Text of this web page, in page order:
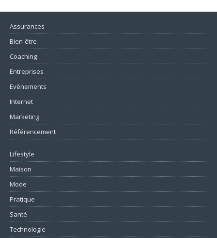
Assurances
Bien-être
Coaching
Entreprises
Evènements
Internet
Marketing
Référencement
Lifestyle
Maison
Mode
Pratique
Santé
Technologie